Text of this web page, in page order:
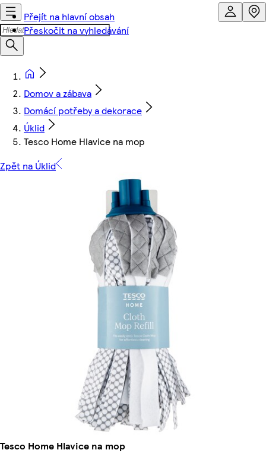
Přejít na hlavní obsah
Přeskočit na vyhledávání
Domov a zábava
Domácí potřeby a dekorace
Úklid
Tesco Home Hlavice na mop
Zpět na Úklid
Tesco Home Hlavice na mop